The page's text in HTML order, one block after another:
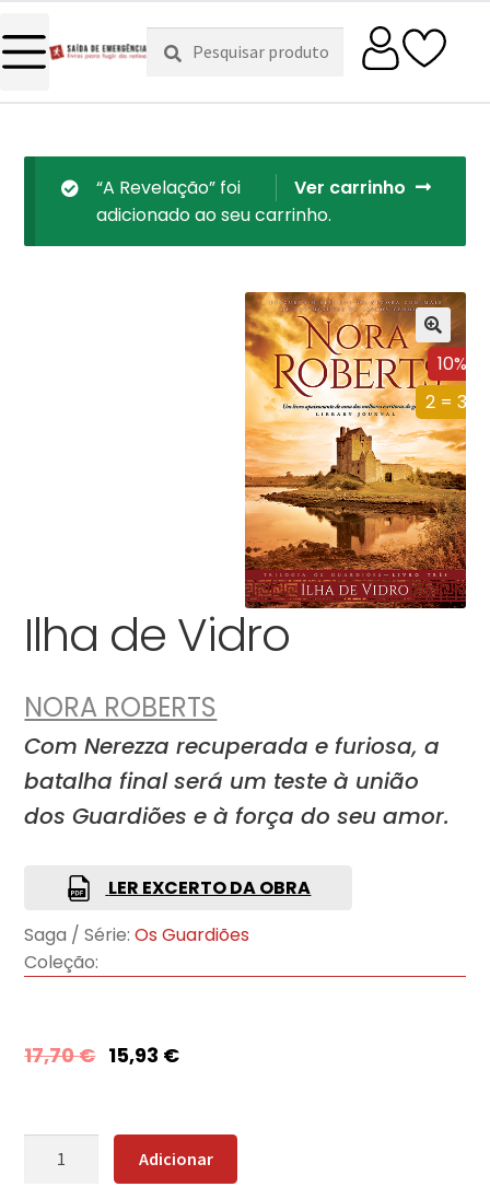
Pesquisar
por:
Pesquisa
Ver carrinho
“A Revelação” foi
adicionado ao seu carrinho.
10%
2 = 3
Ilha de Vidro
NORA ROBERTS
Com Nerezza recuperada e furiosa, a
batalha final será um teste à união
dos Guardiões e à força do seu amor.
LER EXCERTO DA OBRA
Saga / Série: Os Guardiões
Coleção:
17,70€ 15,93 €
Quantidade
Adicionar